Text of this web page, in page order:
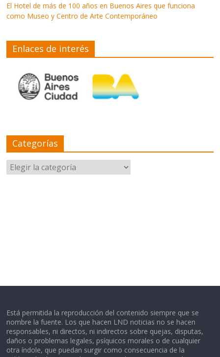
El Hotel de más de 100 años en Buenos Aires que funciona
como Museo y Centro de Arte Contemporáneo
Enlaces de interés
Categorías
Categorías
Está permitida la reproducción del contenido siempre que se
nombre la fuente. Los que hacen LND noticias no se hacen
responsables, ni directos, ni indirectos sobre quejas, disputas,
daños o problemas legales, psíquicos morales o de cualquier
otra índole, que puedan surgir como consecuencia de la